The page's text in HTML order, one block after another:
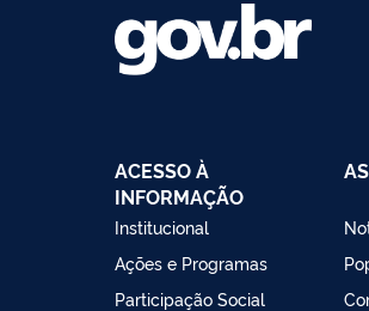
ACESSO À
INFORMAÇÃO
Institucional
Ações e Programas
Participação Social